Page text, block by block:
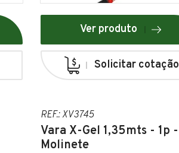
Ver produto
Solicitar cotação
REF.: XV3745
Vara X-Gel 1,35mts - 1p -
Molinete